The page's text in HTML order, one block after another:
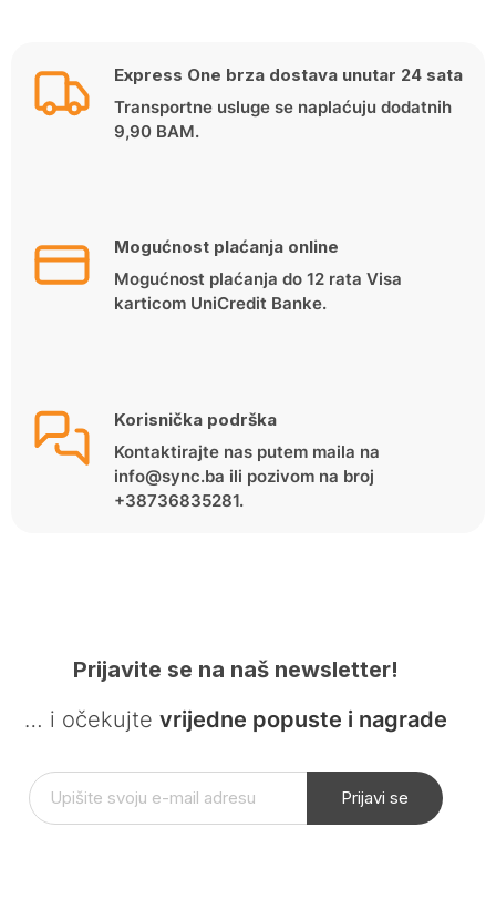
Express One brza dostava unutar 24 sata
Transportne usluge se naplaćuju dodatnih
9,90 BAM.
Mogućnost plaćanja online
Mogućnost plaćanja do 12 rata Visa
karticom UniCredit Banke.
Korisnička podrška
Kontaktirajte nas putem maila na
info@sync.ba ili pozivom na broj
+38736835281.
Prijavite se na naš newsletter!
… i očekujte vrijedne popuste i nagrade
Prijavi se